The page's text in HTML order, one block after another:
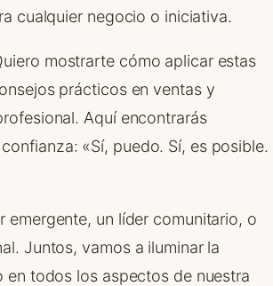
cualquier negocio o iniciativa.
mostrarte cómo aplicar estas
prácticos en ventas y
Aquí encontrarás
«Sí, puedo. Sí, es posible.
emergente, un líder comunitario, o
Juntos, vamos a iluminar la
en todos los aspectos de nuestra